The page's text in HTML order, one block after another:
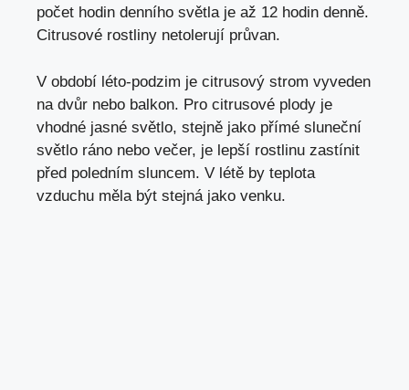
počet hodin denního světla je až 12 hodin denně.
Citrusové rostliny netolerují průvan.
V období léto-podzim je citrusový strom vyveden
na dvůr nebo balkon. Pro citrusové plody je
vhodné jasné světlo, stejně jako přímé sluneční
světlo ráno nebo večer, je lepší rostlinu zastínit
před poledním sluncem. V létě by teplota
vzduchu měla být stejná jako venku.